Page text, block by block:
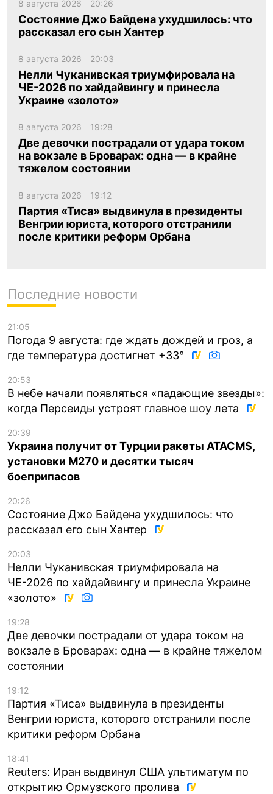
8 августа 2026 20:26
Состояние Джо Байдена ухудшилось: что
рассказал его сын Хантер
8 августа 2026 20:03
Нелли Чуканивская триумфировала на
ЧЕ-2026 по хайдайвингу и принесла
Украине «золото»
8 августа 2026 19:28
Две девочки пострадали от удара током
на вокзале в Броварах: одна — в крайне
тяжелом состоянии
8 августа 2026 19:12
Партия «Тиса» выдвинула в президенты
Венгрии юриста, которого отстранили
после критики реформ Орбана
Последние новости
21:05
Погода 9 августа: где ждать дождей и гроз, а
где температура достигнет +33°
20:53
В небе начали появляться «падающие звезды»:
когда Персеиды устроят главное шоу лета
20:39
Украина получит от Турции ракеты ATACMS,
установки M270 и десятки тысяч
боеприпасов
20:26
Состояние Джо Байдена ухудшилось: что
рассказал его сын Хантер
20:03
Нелли Чуканивская триумфировала на
ЧЕ-2026 по хайдайвингу и принесла Украине
«золото»
19:28
Две девочки пострадали от удара током на
вокзале в Броварах: одна — в крайне тяжелом
состоянии
19:12
Партия «Тиса» выдвинула в президенты
Венгрии юриста, которого отстранили после
критики реформ Орбана
18:41
Reuters: Иран выдвинул США ультиматум по
открытию Ормузского пролива